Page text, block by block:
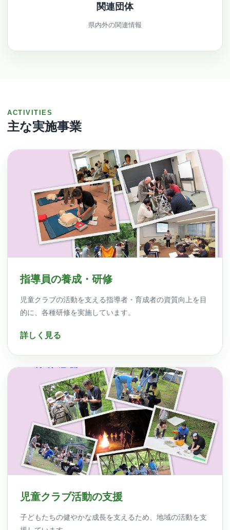
関連団体
県内外の関連情報
ACTIVITIES
主な実施事業
指導員の養成・研修
児童クラブの活動を支える指導者・育成者の資質向上を目
的に、各種研修を実施しています。
詳しく見る
児童クラブ活動の支援
子どもたちの健やかな成長を支えるため、地域の活動を支